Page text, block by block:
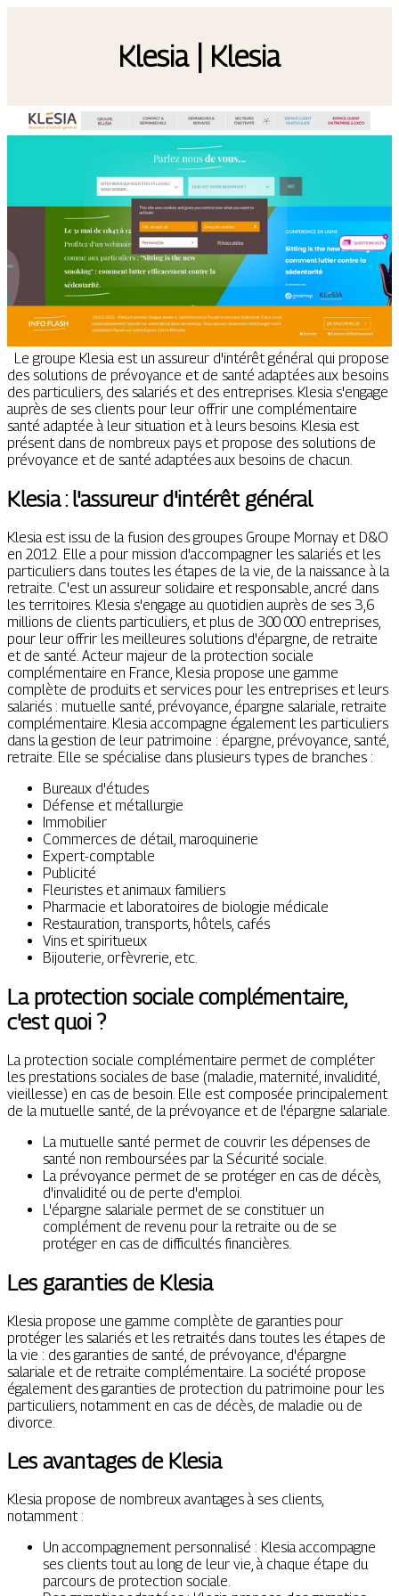
Klesia | Klesia
Le groupe Klesia est un assureur d'intérêt général qui propose
des solutions de prévoyance et de santé adaptées aux besoins
des particuliers, des salariés et des entreprises. Klesia s'engage
auprès de ses clients pour leur offrir une complémentaire
santé adaptée à leur situation et à leurs besoins. Klesia est
présent dans de nombreux pays et propose des solutions de
prévoyance et de santé adaptées aux besoins de chacun.
Klesia : l'assureur d'intérêt général
Klesia est issu de la fusion des groupes Groupe Mornay et D&O
en 2012. Elle a pour mission d'accompagner les salariés et les
particuliers dans toutes les étapes de la vie, de la naissance à la
retraite. C'est un assureur solidaire et responsable, ancré dans
les territoires. Klesia s'engage au quotidien auprès de ses 3,6
millions de clients particuliers, et plus de 300 000 entreprises,
pour leur offrir les meilleures solutions d'épargne, de retraite
et de santé. Acteur majeur de la protection sociale
complémentaire en France, Klesia propose une gamme
complète de produits et services pour les entreprises et leurs
salariés : mutuelle santé, prévoyance, épargne salariale, retraite
complémentaire. Klesia accompagne également les particuliers
dans la gestion de leur patrimoine : épargne, prévoyance, santé,
retraite. Elle se spécialise dans plusieurs types de branches :
Bureaux d'études
Défense et métallurgie
Immobilier
Commerces de détail, maroquinerie
Expert-comptable
Publicité
Fleuristes et animaux familiers
Pharmacie et laboratoires de biologie médicale
Restauration, transports, hôtels, cafés
Vins et spiritueux
Bijouterie, orfèvrerie, etc.
La protection sociale complémentaire,
c'est quoi ?
La protection sociale complémentaire permet de compléter
les prestations sociales de base (maladie, maternité, invalidité,
vieillesse) en cas de besoin. Elle est composée principalement
de la mutuelle santé, de la prévoyance et de l'épargne salariale.
La mutuelle santé permet de couvrir les dépenses de
santé non remboursées par la Sécurité sociale.
La prévoyance permet de se protéger en cas de décès,
d'invalidité ou de perte d'emploi.
L'épargne salariale permet de se constituer un
complément de revenu pour la retraite ou de se
protéger en cas de difficultés financières.
Les garanties de Klesia
Klesia propose une gamme complète de garanties pour
protéger les salariés et les retraités dans toutes les étapes de
la vie : des garanties de santé, de prévoyance, d'épargne
salariale et de retraite complémentaire. La société propose
également des garanties de protection du patrimoine pour les
particuliers, notamment en cas de décès, de maladie ou de
divorce.
Les avantages de Klesia
Klesia propose de nombreux avantages à ses clients,
notamment :
Un accompagnement personnalisé : Klesia accompagne
ses clients tout au long de leur vie, à chaque étape du
parcours de protection sociale.